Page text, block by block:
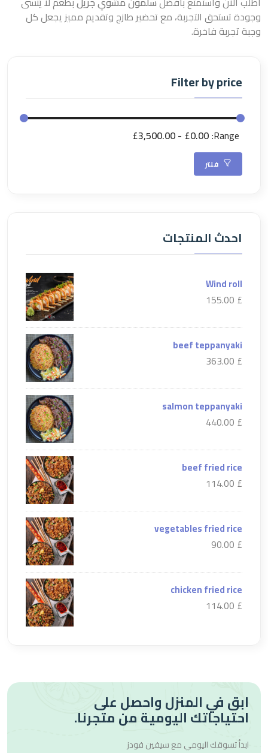
وجودة تستحق التجربة، مع تحضير طازج وتقديم مميز يجعل كل
وجبة تجربة فاخرة.
Filter by price
Range:
£0.00
£3,500.00
فلتر
احدث المنتجات
Wind roll
£ 155.00
beef teppanyaki
£ 363.00
salmon teppanyaki
£ 440.00
beef fried rice
£ 114.00
vegetables fried rice
£ 90.00
chicken fried rice
£ 114.00
ابق في المنزل واحصل على
احتياجاتك اليومية من متجرنا.
ابدأ تسوقك اليومي معسيفين فودز